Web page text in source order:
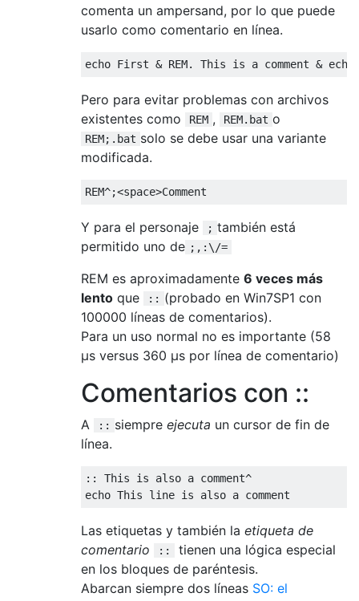
comenta un ampersand, por lo que puede
usarlo como comentario en línea.
Pero para evitar problemas con archivos
existentes como
REM , REM.bat o
REM;.bat solo se debe usar una variante
modificada.
Y para el personaje ; también está
permitido uno de ;,:\/=
REM es aproximadamente 6 veces más
lento que :: (probado en Win7SP1 con
100000 líneas de comentarios).
Para un uso normal no es importante (58
µs versus 360 µs por línea de comentario)
Comentarios con ::
A :: siempre ejecuta un cursor de fin de
línea.
:: This is also a comment^
Las etiquetas y también la etiqueta de
comentario
::
tienen una lógica especial
en los bloques de paréntesis.
Abarcan siempre dos líneas SO: el